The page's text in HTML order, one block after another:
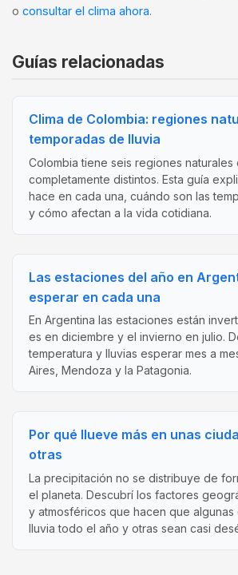
o consultar el clima ahora.
Guías relacionadas
Clima de Colombia: regiones
temporadas de lluvia
Colombia tiene seis regiones naturales
completamente distintos. Esta guía
hace en cada una, cuándo son las
y cómo afectan a la vida cotidiana.
Las estaciones del año en
esperar en cada una
En Argentina las estaciones están
es en diciembre y el invierno en julio.
temperatura y lluvias esperar mes a
Aires, Mendoza y la Patagonia.
Por qué llueve más en unas
otras
La precipitación no se distribuye de
el planeta. Descubrí los factores
y atmosféricos que hacen que
lluvia todo el año y otras sean casi